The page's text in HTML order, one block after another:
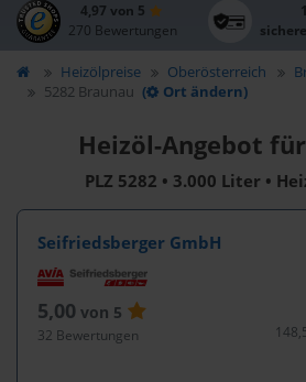
4,97 von 5
270 Bewertungen
Heizölpreise Oberösterreich
5282 Braunau ( Ort ändern)
Heizöl-Angebot
PLZ 5282 • 3.000 Liter •
Seifriedsberger GmbH
5,00 von 5
32 Bewertungen